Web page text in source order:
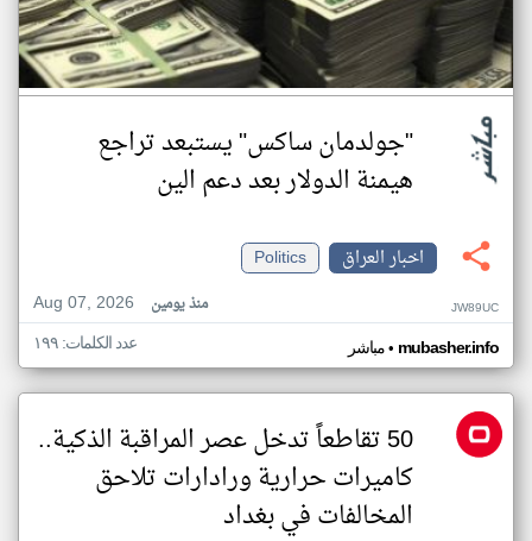
"جولدمان ساكس" يستبعد تراجع
هيمنة الدولار بعد دعم الين
اخبار العراق
Politics
Aug 07, 2026
منذ يومين JW89UC
مباشر• mubasher.info عدد الكلمات: ١٩٩
50 تقاطعاً تدخل عصر المراقبة الذكية..
كاميرات حرارية ورادارات تلاحق
المخالفات في بغداد